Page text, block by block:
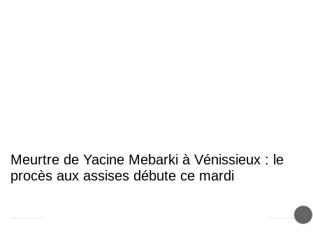
Meurtre de Yacine Mebarki à Vénissieux : le
procès aux assises débute ce mardi